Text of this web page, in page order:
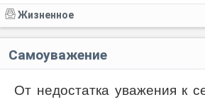
Жизненное
Самоуважение
От недостатка уважения к